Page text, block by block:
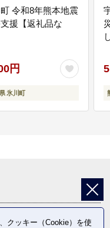
令和8年熊本地震
援【返礼品な
円
氷川町
クッキー（Cookie）を使